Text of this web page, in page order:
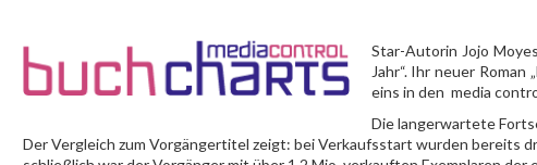
Star-Autorin Jojo
Jahr“. Ihr neuer
eins in den media
Die langerwartete
Der Vergleich zum Vorgängertitel zeigt: bei Verkaufsstart wurden bereits